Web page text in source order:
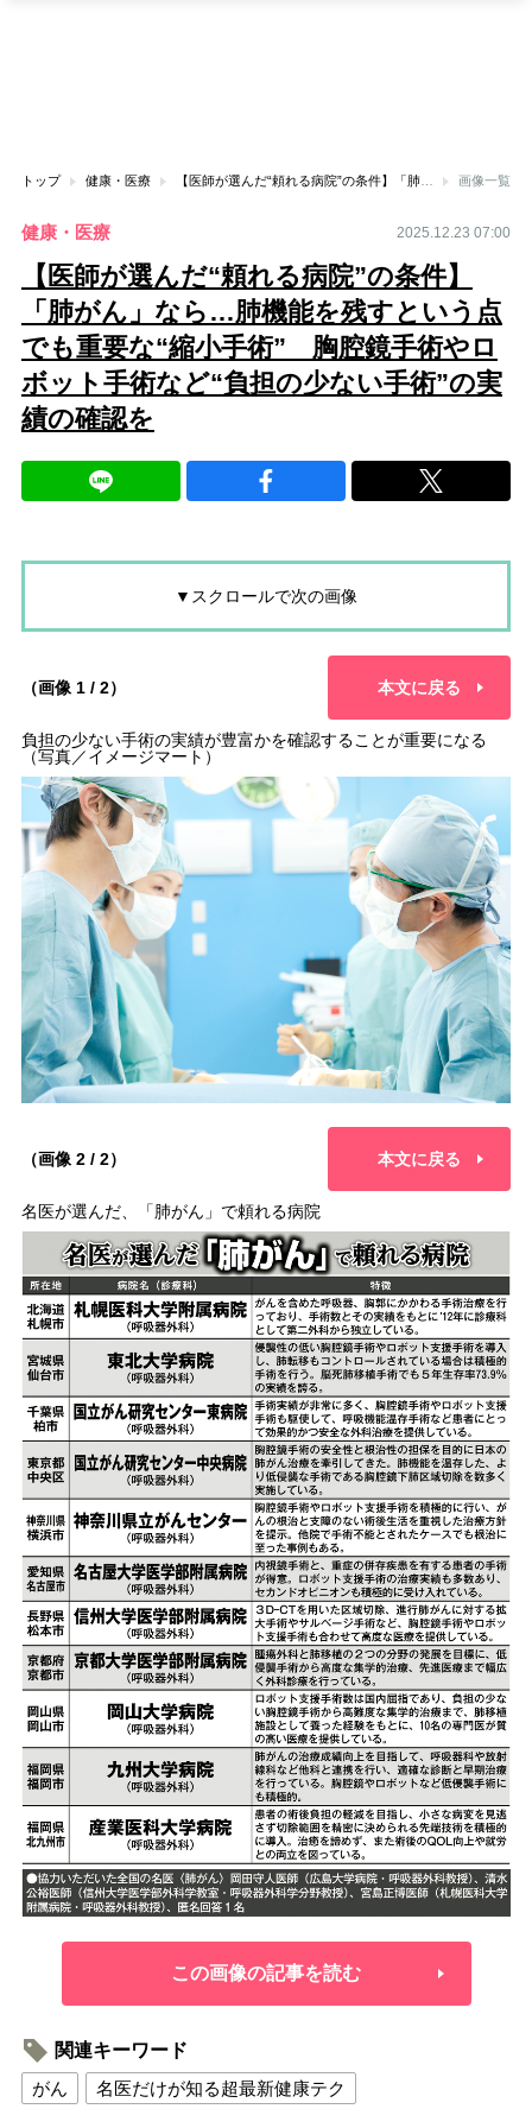
トップ 健康・医療 【医師が選んだ“頼れる病院”の条件】「肺がん」なら…肺機能を残すという点でも重要な“縮小手術” 胸腔鏡手術やロボット手術など“負担の少ない手術”の実績の確認を 画像一覧
健康・医療 2025.12.23 07:00
【医師が選んだ“頼れる病院”の条件】
「肺がん」なら…肺機能を残すという点
でも重要な“縮小手術” 胸腔鏡手術やロ
ボット手術など“負担の少ない手術”の実
績の確認を
▼スクロールで次の画像
（画像 1 / 2） 本文に戻る
負担の少ない手術の実績が豊富かを確認することが重要になる
（写真／イメージマート）
（画像 2 / 2） 本文に戻る
名医が選んだ、「肺がん」で頼れる病院
この画像の記事を読む
関連キーワード
がん
名医だけが知る超最新健康テク